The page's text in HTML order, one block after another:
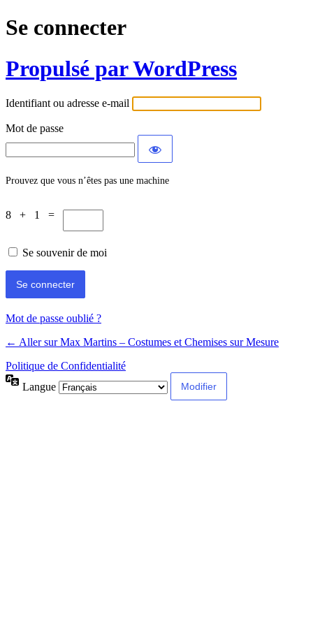
Se connecter
Propulsé par WordPress
Identifiant ou adresse e-mail
Mot de passe
Prouvez que vous n’êtes pas une machine
8 + 1 =
Se souvenir de moi
Mot de passe oublié ?
← Aller sur Max Martins – Costumes et Chemises sur Mesure
Politique de Confidentialité
Langue